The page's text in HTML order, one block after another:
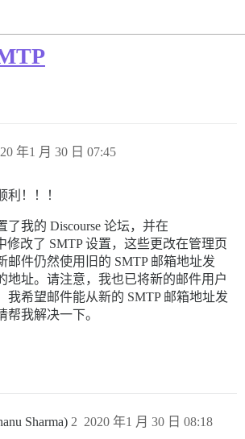
年1 月 30 日 07:45
利！！！
了我的 Discourse 论坛，并在
修改了 SMTP 设置，这些更改在管理页
邮件仍然使用旧的 SMTP 邮箱地址发
地址。请注意，我也已将新的邮件用户
我希望邮件能从新的 SMTP 邮箱地址发
帮我解决一下。
Sharma) 2020 年1 月 30 日 08:18
2